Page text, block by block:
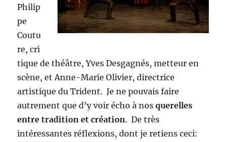
Philip
pe
Coutu
re, cri
tique de théâtre, Yves Desgagnés, metteur en
scène, et Anne-Marie Olivier, directrice
artistique du Trident. Je ne pouvais faire
autrement que d’y voir écho à nosquerelles
entre tradition et création. De très
intéressantes réflexions, dont je retiens ceci: